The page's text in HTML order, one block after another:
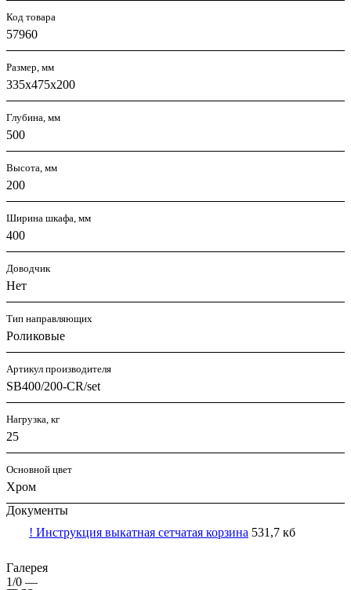
Код товара
57960
Размер, мм
335х475х200
Глубина, мм
500
Высота, мм
200
Ширина шкафа, мм
400
Доводчик
Нет
Тип направляющих
Роликовые
Артикул производителя
SB400/200-CR/set
Нагрузка, кг
25
Основной цвет
Хром
Документы
! Инструкция выкатная сетчатая корзина 531,7 кб
Галерея
1/0 —